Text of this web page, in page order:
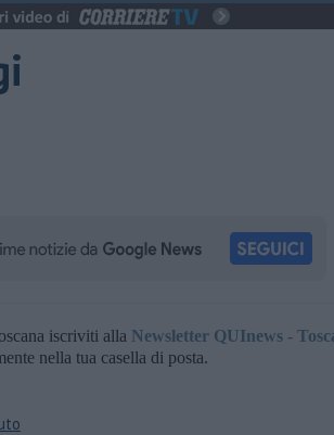
iscriviti alla Newsletter QUInews -
nella tua casella di posta.